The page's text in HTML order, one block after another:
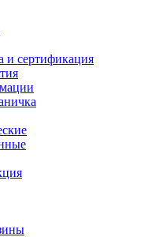
и сертификация